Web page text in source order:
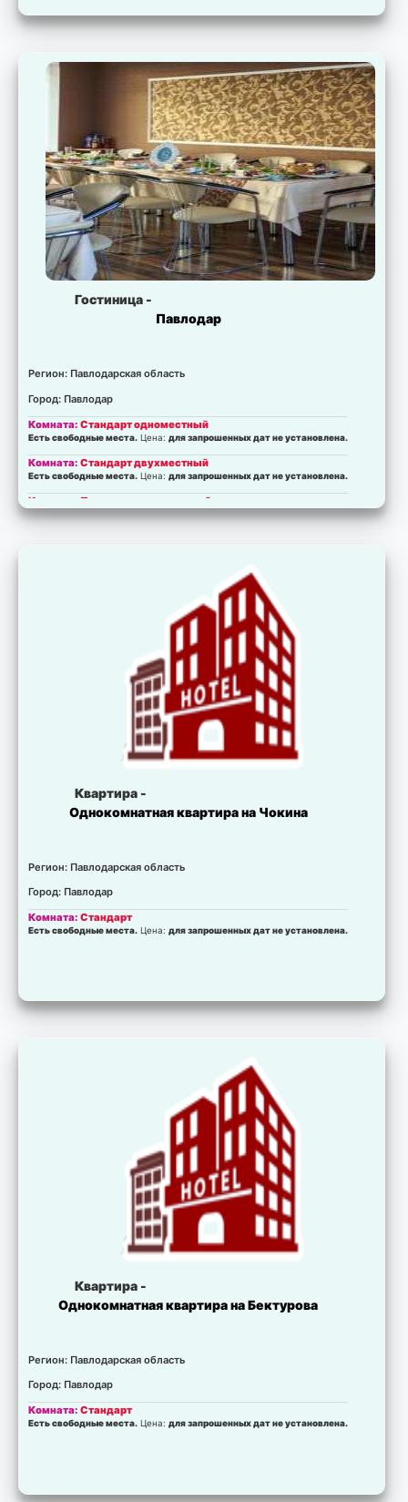
Гостиница -
Павлодар
Регион: Павлодарская область
Город: Павлодар
Комната:Стандарт одноместный
Есть свободные места. Цена:для запрошенных дат не установлена.
Комната:Стандарт двухместный
Есть свободные места. Цена:для запрошенных дат не установлена.
Комната:Полулюкс одноместный
для запрошенных дат не установлена.
для запрошенных дат не установлена.
Есть свободные места.Цена: для запрошенных дат не установлена.
Квартира -
Однокомнатная квартира на Чокина
Регион: Павлодарская область
Город: Павлодар
Комната:Стандарт
Есть свободные места. Цена:для запрошенных дат не установлена.
Квартира -
Однокомнатная квартира на Бектурова
Регион: Павлодарская область
Город: Павлодар
Комната:Стандарт
Есть свободные места. Цена:для запрошенных дат не установлена.